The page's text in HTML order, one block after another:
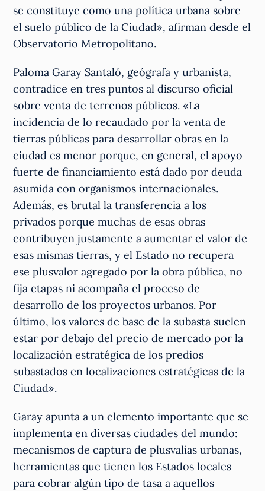
se constituye como una política urbana sobre
el suelo público de la Ciudad», afirman desde el
Observatorio Metropolitano.
Paloma Garay Santaló, geógrafa y urbanista,
contradice en tres puntos al discurso oficial
sobre venta de terrenos públicos. «La
incidencia de lo recaudado por la venta de
tierras públicas para desarrollar obras en la
ciudad es menor porque, en general, el apoyo
fuerte de financiamiento está dado por deuda
asumida con organismos internacionales.
Además, es brutal la transferencia a los
privados porque muchas de esas obras
contribuyen justamente a aumentar el valor de
esas mismas tierras, y el Estado no recupera
ese plusvalor agregado por la obra pública, no
fija etapas ni acompaña el proceso de
desarrollo de los proyectos urbanos. Por
último, los valores de base de la subasta suelen
estar por debajo del precio de mercado por la
localización estratégica de los predios
subastados en localizaciones estratégicas de la
Ciudad».
Garay apunta a un elemento importante que se
implementa en diversas ciudades del mundo:
mecanismos de captura de plusvalías urbanas,
herramientas que tienen los Estados locales
para cobrar algún tipo de tasa a aquellos